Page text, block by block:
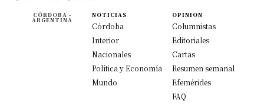
CÓRDOBA -
ARGENTINA
NOTICIAS
Córdoba
Interior
Nacionales
Política y Economía
Mundo
OPINION
Columnistas
Editoriales
Cartas
Resumen semanal
Efemérides
FAQ